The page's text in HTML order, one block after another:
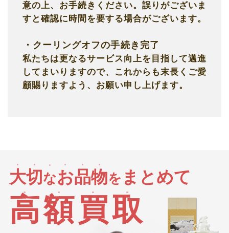
意の上、お手続きください。誤りがございま
すと確認に時間を要する場合がございます。
・クーリングオフの手続き完了
私たちは更なるサービス向上を目指して邁進
してまいりますので、これからも末長くご愛
顧賜りますよう、お願い申し上げます。
大切 なお品物を まとめて
高額買取